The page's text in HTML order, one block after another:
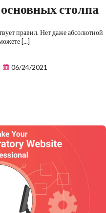
столпа
правил. Нет даже абсолютной
[...]
06/24/2021